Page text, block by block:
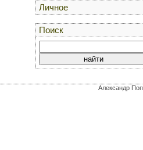
Личное
Поиск
Александр